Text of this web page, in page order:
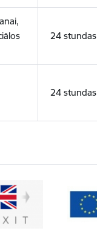
24 stundas
24 stundas